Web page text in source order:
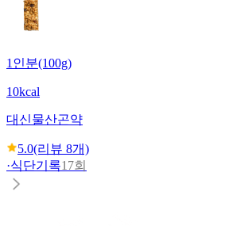
1인분(100g)
10kcal
대신물산곤약
5.0(리뷰 8개)
·식단기록17회